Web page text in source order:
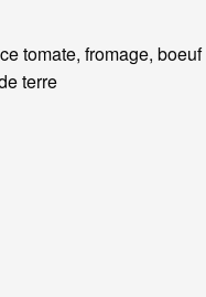
tomate, fromage,
terre